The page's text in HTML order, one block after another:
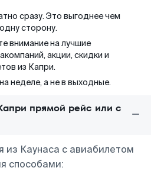
сразу. Это выгоднее чем
сторону.
внимание на лучшие
акции, скидки и
из Капри.
неделе, а не в выходные.
прямой рейс или с
Каунаса с авиабилетом
способами: